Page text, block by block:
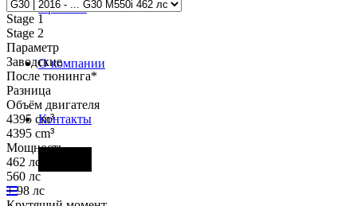
Проекты
О компании
Контакты
Stage 1
Stage 2
Параметр
Заводские
После тюнинга*
Разница
Объём двигателя
4395 cm³
4395 cm³
Мощность
462 лс
560 лс
+ 98 лс